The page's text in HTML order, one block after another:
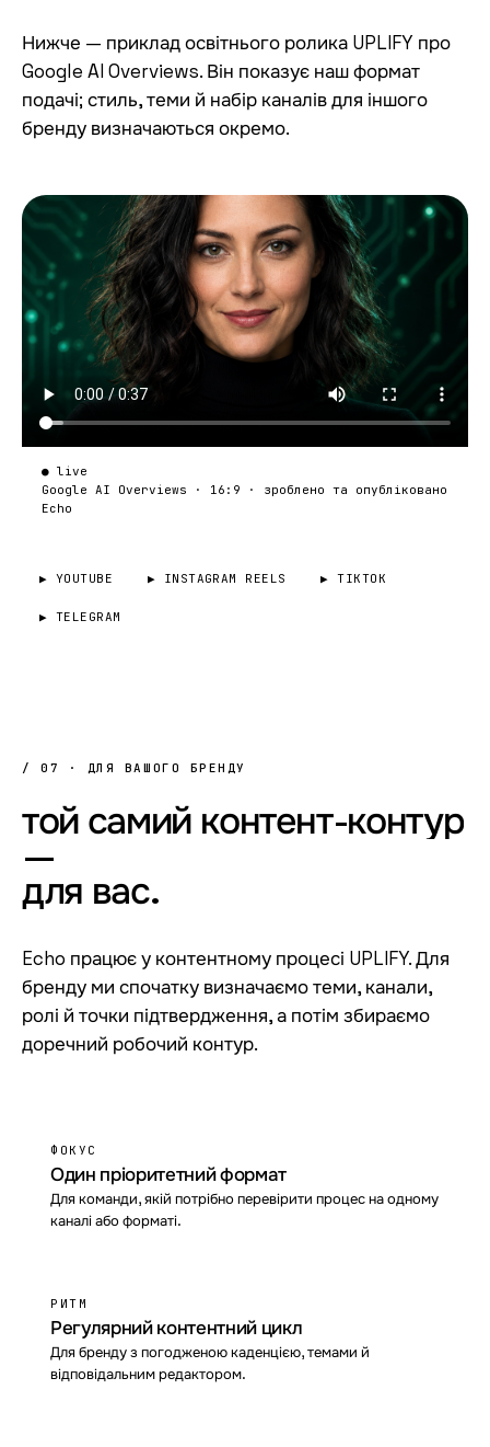
Нижче — приклад освітнього ролика UPLIFY про
Google AI Overviews. Він показує наш формат
подачі; стиль, теми й набір каналів для іншого
бренду визначаються окремо.
● live
Google AI Overviews · 16:9 · зроблено та опубліковано
Echo
▶ YOUTUBE ▶ INSTAGRAM REELS ▶ TIKTOK
▶ TELEGRAM
/ 07 · ДЛЯ ВАШОГО БРЕНДУ
той самий контент-контур
—
для вас.
Echo працює у контентному процесі UPLIFY. Для
бренду ми спочатку визначаємо теми, канали,
ролі й точки підтвердження, а потім збираємо
доречний робочий контур.
ФОКУС
Один пріоритетний формат
Для команди, якій потрібно перевірити процес на одному
каналі або форматі.
РИТМ
Регулярний контентний цикл
Для бренду з погодженою каденцією, темами й
відповідальним редактором.